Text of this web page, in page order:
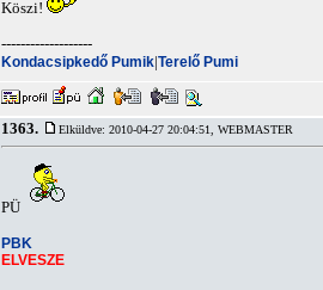
Köszi!
-------------------
Kondacsipkedő Pumik|Terelő Pumi
1363. Elküldve: 2010-04-27 20:04:51, WEBMASTER
PÜ
PBK
ELVESZE